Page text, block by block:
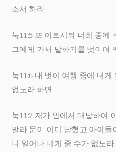
소서 하라
눅11:5 또 이르시되 너희 중에
그에게 가서 말하기를 벗이여
눅11:6 내 벗이 여행 중에 내게
없노라 하면
눅11:7 저가 안에서 대답하여
말라 문이 이미 닫혔고 아이들
니 일어나 네게 줄 수가 없노